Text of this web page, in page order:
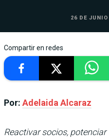
26 DE
Compartir en redes
Por: Adelaida Alcaraz
Reactivar socios,